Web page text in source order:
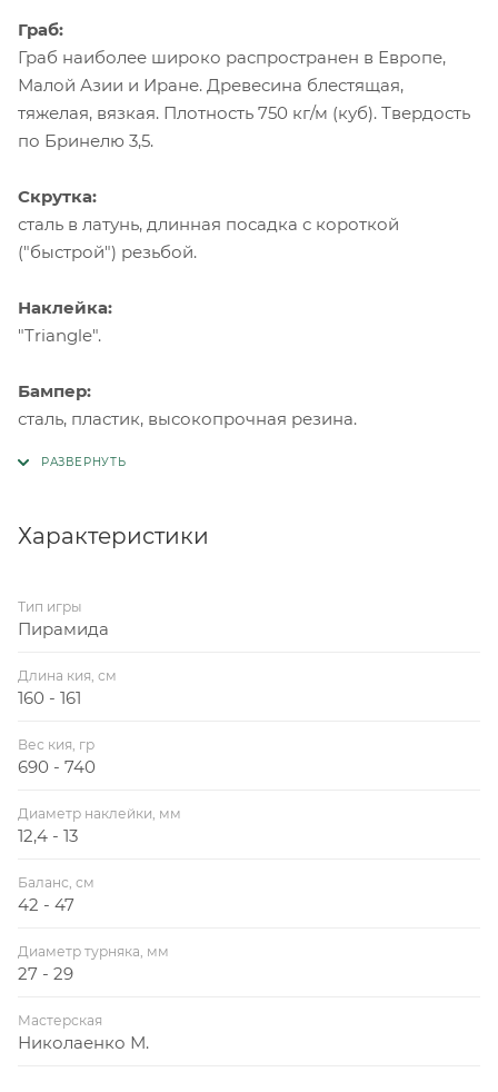
Граб:
Граб наиболее широко распространен в Европе,
Малой Азии и Иране. Древесина блестящая,
тяжелая, вязкая. Плотность 750 кг/м (куб). Твердость
по Бринелю 3,5.
Скрутка:
сталь в латунь, длинная посадка с короткой
("быстрой") резьбой.
Наклейка:
"Triangle".
Бампер:
сталь, пластик, высокопрочная резина.
Характеристики
Тип игры
Пирамида
Длина кия, см
160 - 161
Вес кия, гр
690 - 740
Диаметр наклейки, мм
12,4 - 13
Баланс, см
42 - 47
Диаметр турняка, мм
27 - 29
Мастерская
Николаенко М.